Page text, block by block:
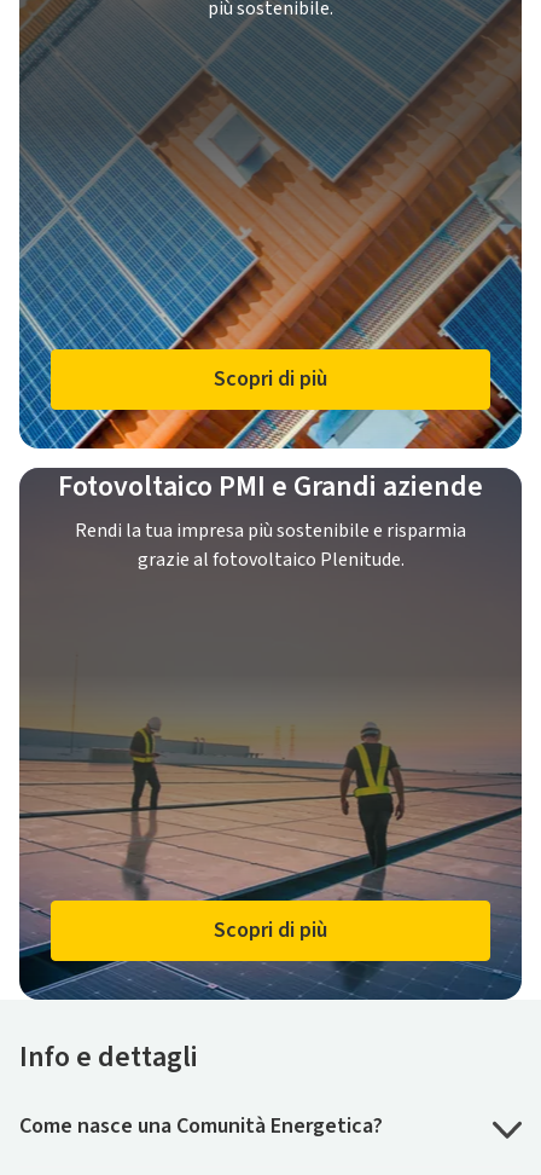
più sostenibile.
Scopri di più
Fotovoltaico PMI e Grandi aziende
Rendi la tua impresa più sostenibile e risparmia
grazie al fotovoltaico Plenitude.
Scopri di più
Info e dettagli
Come nasce una Comunità Energetica?